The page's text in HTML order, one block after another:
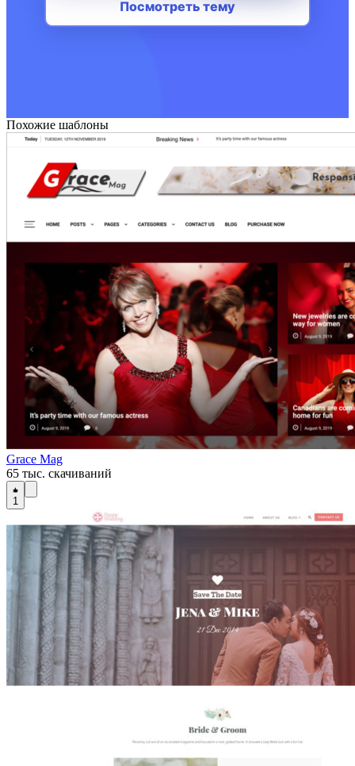
Похожие шаблоны
Grace Mag
65 тыс. скачиваний
1